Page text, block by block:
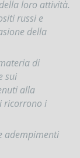
loro attività.
russi e
della
di
sui
alla
ricorrono i
adempimenti